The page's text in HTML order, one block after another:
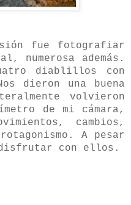
fue fotografiar
numerosa además.
diablillos con
dieron una buena
volvieron
de mi cámara,
cambios,
A pesar
con ellos.